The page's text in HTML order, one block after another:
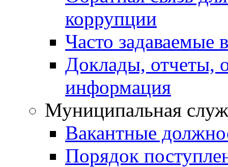
коррупции
Часто задаваемые
Доклады, отчеты,
информация
Муниципальная
Вакантные
Порядок